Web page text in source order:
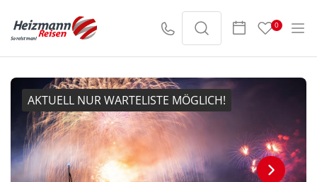
0
AKTUELL NUR WARTELISTE MÖGLICH!